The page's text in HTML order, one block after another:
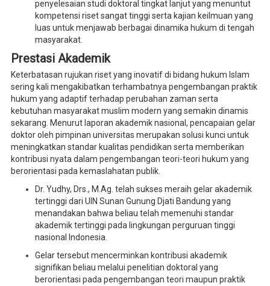
penyelesaian studi doktoral tingkat lanjut yang menuntut
kompetensi riset sangat tinggi serta kajian keilmuan yang
luas untuk menjawab berbagai dinamika hukum di tengah
masyarakat.
Prestasi Akademik
Keterbatasan rujukan riset yang inovatif di bidang hukum Islam
sering kali mengakibatkan terhambatnya pengembangan praktik
hukum yang adaptif terhadap perubahan zaman serta
kebutuhan masyarakat muslim modern yang semakin dinamis
sekarang. Menurut laporan akademik nasional, pencapaian gelar
doktor oleh pimpinan universitas merupakan solusi kunci untuk
meningkatkan standar kualitas pendidikan serta memberikan
kontribusi nyata dalam pengembangan teori-teori hukum yang
berorientasi pada kemaslahatan publik.
Dr. Yudhy, Drs., M.Ag. telah sukses meraih gelar akademik
tertinggi dari UIN Sunan Gunung Djati Bandung yang
menandakan bahwa beliau telah memenuhi standar
akademik tertinggi pada lingkungan perguruan tinggi
nasional Indonesia.
Gelar tersebut mencerminkan kontribusi akademik
signifikan beliau melalui penelitian doktoral yang
berorientasi pada pengembangan teori maupun praktik